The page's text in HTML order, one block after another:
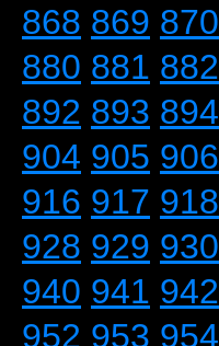
868 869 870
880 881 882
892 893 894
904 905 906
916 917 918
928 929 930
940 941 942
952 953 954